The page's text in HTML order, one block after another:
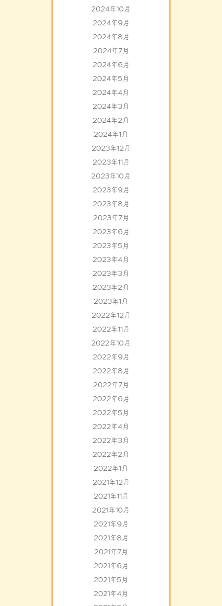
2024年10月
2024年9月
2024年8月
2024年7月
2024年6月
2024年5月
2024年4月
2024年3月
2024年2月
2024年1月
2023年12月
2023年11月
2023年10月
2023年9月
2023年8月
2023年7月
2023年6月
2023年5月
2023年4月
2023年3月
2023年2月
2023年1月
2022年12月
2022年11月
2022年10月
2022年9月
2022年8月
2022年7月
2022年6月
2022年5月
2022年4月
2022年3月
2022年2月
2022年1月
2021年12月
2021年11月
2021年10月
2021年9月
2021年8月
2021年7月
2021年6月
2021年5月
2021年4月